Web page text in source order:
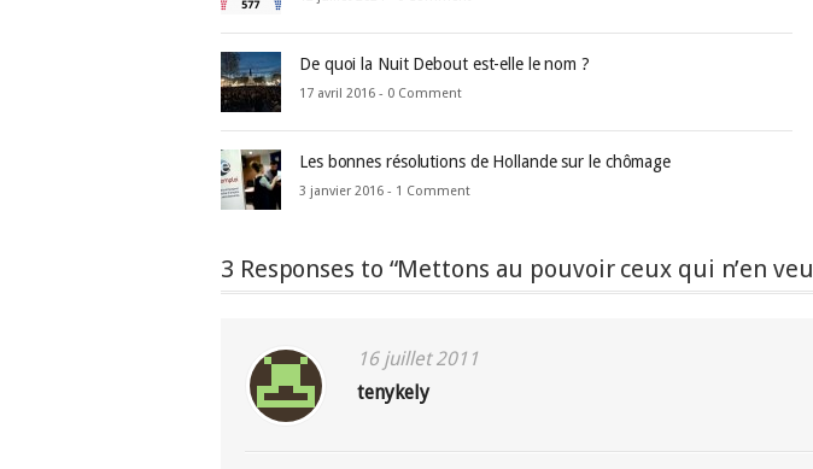
De quoi la Nuit Debout est-elle le nom ?
17 avril 2016 - 0 Comment
Les bonnes résolutions de Hollande sur le chômage
3 janvier 2016 - 1 Comment
3 Responses to “Mettons au pouvoir ceux qui n’en
16 juillet 2011
tenykely